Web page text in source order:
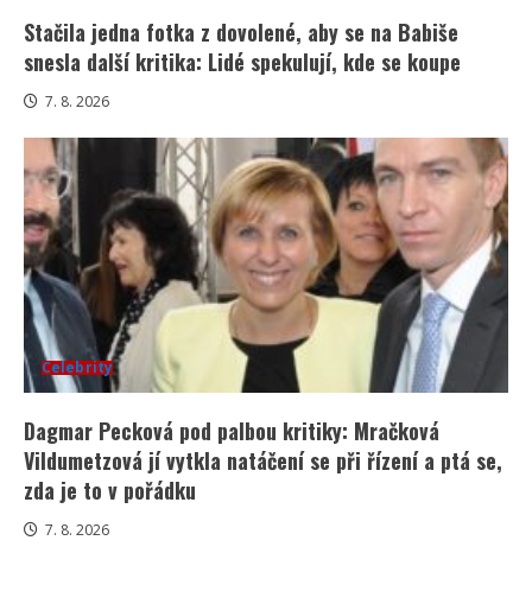
Stačila jedna fotka z dovolené, aby se na Babiše
snesla další kritika: Lidé spekulují, kde se koupe
7. 8. 2026
Celebrity
Dagmar Pecková pod palbou kritiky: Mračková
Vildumetzová jí vytkla natáčení se při řízení a ptá se,
zda je to v pořádku
7. 8. 2026